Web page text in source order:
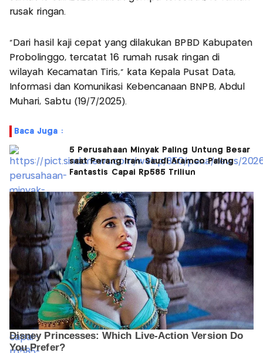
rusak ringan.
“Dari hasil kaji cepat yang dilakukan BPBD Kabupaten
Probolinggo, tercatat 16 rumah rusak ringan di
wilayah Kecamatan Tiris,” kata Kepala Pusat Data,
Informasi dan Komunikasi Kebencanaan BNPB, Abdul
Muhari, Sabtu (19/7/2025).
Baca Juga :
5 Perusahaan Minyak Paling Untung Besar
saat Perang Iran, Saudi Aramco Paling
Fantastis Capai Rp585 Triliun